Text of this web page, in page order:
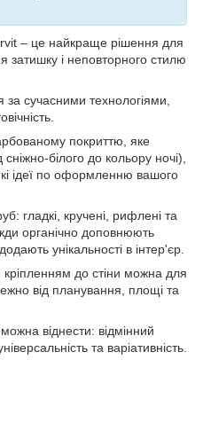
– це найкраще рішення для
затишку і неповторного стилю
за сучасними технологіями,
покриттю, яке
білого до кольору ночі),
ідеї по оформленню вашого
гладкі, кручені, рифлені та
органічно доповнюють
унікальності в інтер'єр.
кріпленням до стіни можна для
від планування, площі та
віднести: відмінний
та варіативність.